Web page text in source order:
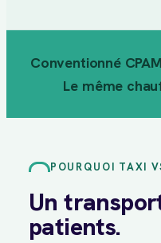
Conventionné CPAM
Le même
POURQUOI TAXI
Un
patients.